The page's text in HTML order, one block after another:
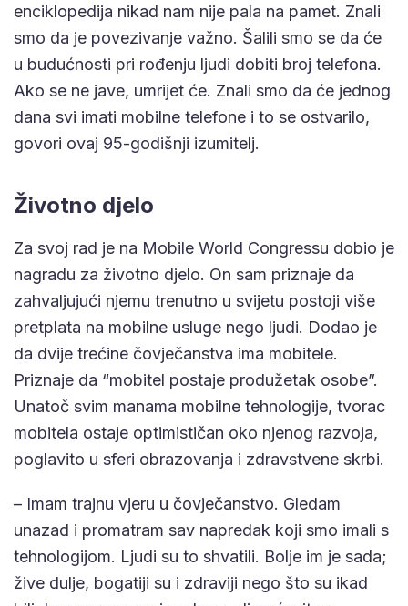
enciklopedija nikad nam nije pala na pamet. Znali
smo da je povezivanje važno. Šalili smo se da će
u budućnosti pri rođenju ljudi dobiti broj telefona.
Ako se ne jave, umrijet će. Znali smo da će jednog
dana svi imati mobilne telefone i to se ostvarilo,
govori ovaj 95-godišnji izumitelj.
Životno djelo
Za svoj rad je na Mobile World Congressu dobio je
nagradu za životno djelo. On sam priznaje da
zahvaljujući njemu trenutno u svijetu postoji više
pretplata na mobilne usluge nego ljudi. Dodao je
da dvije trećine čovječanstva ima mobitele.
Priznaje da “mobitel postaje produžetak osobe”.
Unatoč svim manama mobilne tehnologije, tvorac
mobitela ostaje optimističan oko njenog razvoja,
poglavito u sferi obrazovanja i zdravstvene skrbi.
– Imam trajnu vjeru u čovječanstvo. Gledam
unazad i promatram sav napredak koji smo imali s
tehnologijom. Ljudi su to shvatili. Bolje im je sada;
žive dulje, bogatiji su i zdraviji nego što su ikad